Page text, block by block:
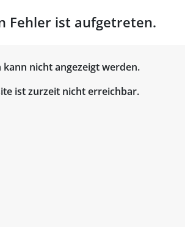
Fehler ist aufgetreten.
kann nicht angezeigt werden.
ist zurzeit nicht erreichbar.